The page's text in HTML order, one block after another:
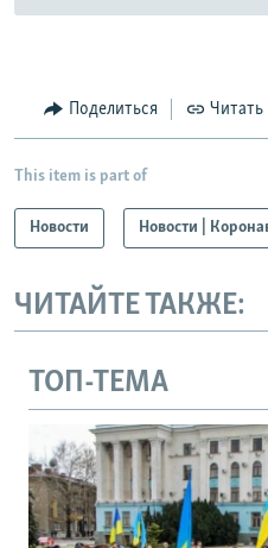
Поделиться Читать
This item is part of
Новости Новости |
ЧИТАЙТЕ ТАКЖЕ:
ТОП-ТЕМА